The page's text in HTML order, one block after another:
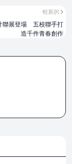
較新的
聯展登場 五校聯手打
造千件青春創作